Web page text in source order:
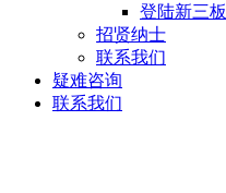
登陆新三板
招贤纳士
联系我们
疑难咨询
联系我们